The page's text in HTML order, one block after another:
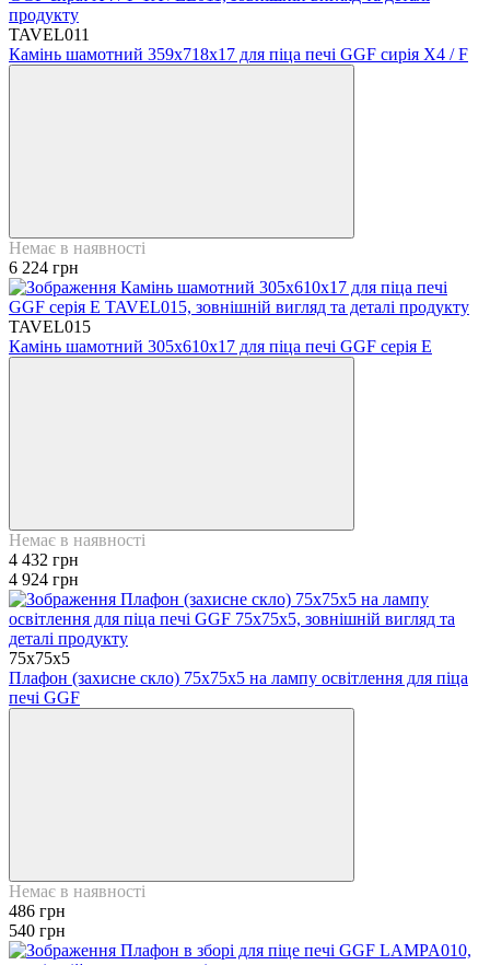
TAVEL011
Камінь шамотний 359х718х17 для піца печі GGF сирія Х4 / F
Немає в наявності
6 224 грн
TAVEL015
Камінь шамотний 305х610х17 для піца печі GGF серія Е
Немає в наявності
4 432 грн
4 924 грн
75х75х5
Плафон (захисне скло) 75х75х5 на лампу освітлення для піца
печі GGF
Немає в наявності
486 грн
540 грн